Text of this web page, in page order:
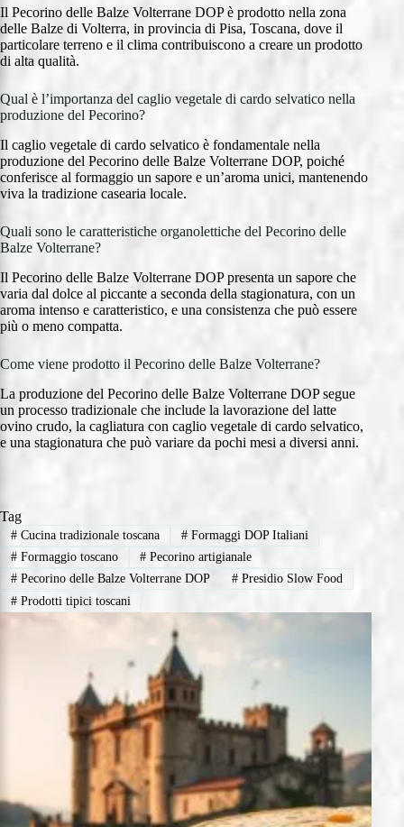
Il Pecorino delle Balze Volterrane DOP è prodotto nella zona
delle Balze di Volterra, in provincia di Pisa, Toscana, dove il
particolare terreno e il clima contribuiscono a creare un prodotto
di alta qualità.
Qual è l’importanza del caglio vegetale di cardo selvatico nella
produzione del Pecorino?
Il caglio vegetale di cardo selvatico è fondamentale nella
produzione del Pecorino delle Balze Volterrane DOP, poiché
conferisce al formaggio un sapore e un’aroma unici, mantenendo
viva la tradizione casearia locale.
Quali sono le caratteristiche organolettiche del Pecorino delle
Balze Volterrane?
Il Pecorino delle Balze Volterrane DOP presenta un sapore che
varia dal dolce al piccante a seconda della stagionatura, con un
aroma intenso e caratteristico, e una consistenza che può essere
più o meno compatta.
Come viene prodotto il Pecorino delle Balze Volterrane?
La produzione del Pecorino delle Balze Volterrane DOP segue
un processo tradizionale che include la lavorazione del latte
ovino crudo, la cagliatura con caglio vegetale di cardo selvatico,
e una stagionatura che può variare da pochi mesi a diversi anni.
Tag
#Cucina tradizionale toscana #Formaggi DOP Italiani
#Formaggio toscano #Pecorino artigianale
#Pecorino delle Balze Volterrane DOP #Presidio Slow Food
#Prodotti tipici toscani